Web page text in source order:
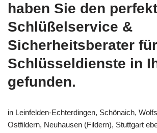
haben Sie den
Schlüßelservice &
Sicherheitsberater für
Schlüsseldienste in
gefunden.
in Leinfelden-Echterdingen, Schönaich,
Ostfildern, Neuhausen (Fildern), Stuttgart